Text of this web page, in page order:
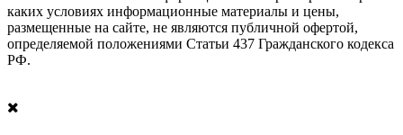
каких условиях информационные материалы и цены,
размещенные на сайте, не являются публичной офертой,
определяемой положениями Статьи 437 Гражданского кодекса
РФ.